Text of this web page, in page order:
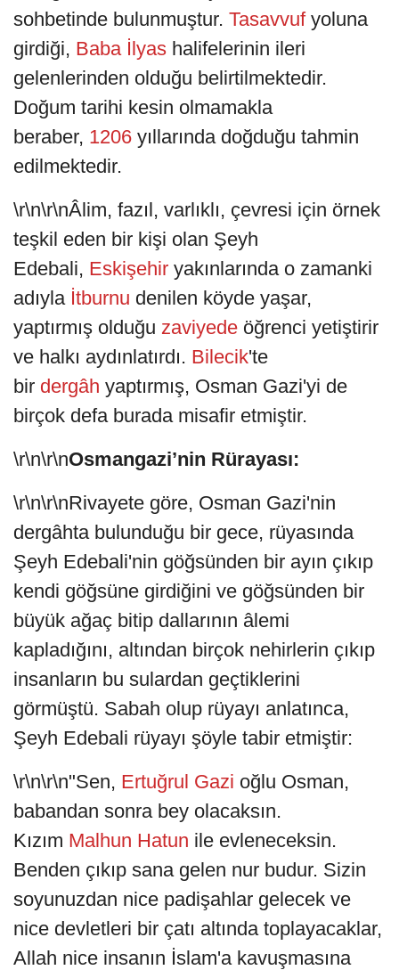
sohbetinde bulunmuştur. Tasavvufyoluna
girdiği, Baba İlyas halifelerinin ileri
gelenlerinden olduğu belirtilmektedir.
Doğum tarihi kesin olmamakla
beraber, 1206 yıllarında doğduğu tahmin
edilmektedir.
\r\n\r\nÂlim, fazıl, varlıklı, çevresi için örnek
teşkil eden bir kişi olan Şeyh
Edebali, Eskişehir yakınlarında o zamanki
adıyla İtburnu denilen köyde yaşar,
yaptırmış olduğu zaviyede öğrenci yetiştirir
ve halkı aydınlatırdı. Bilecik'te
bir dergâh yaptırmış, Osman Gazi'yi de
birçok defa burada misafir etmiştir.
\r\n\r\nOsmangazi’nin Rürayası:
\r\n\r\nRivayete göre, Osman Gazi'nin
dergâhta bulunduğu bir gece, rüyasında
Şeyh Edebali'nin göğsünden bir ayın çıkıp
kendi göğsüne girdiğini ve göğsünden bir
büyük ağaç bitip dallarının âlemi
kapladığını, altından birçok nehirlerin çıkıp
insanların bu sulardan geçtiklerini
görmüştü. Sabah olup rüyayı anlatınca,
Şeyh Edebali rüyayı şöyle tabir etmiştir:
\r\n\r\n"Sen, Ertuğrul Gazi oğlu Osman,
babandan sonra bey olacaksın.
Kızım Malhun Hatun ile evleneceksin.
Benden çıkıp sana gelen nur budur. Sizin
soyunuzdan nice padişahlar gelecek ve
nice devletleri bir çatı altında toplayacaklar,
Allah nice insanın İslam'a kavuşmasına